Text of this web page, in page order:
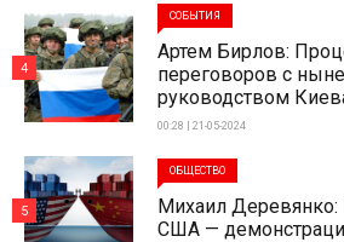
СОБЫТИЯ
Артем Бирлов:
переговоров с
руководством
00:28 | 21-05-2024
4
ОБЩЕСТВО
Михаил Деревянко:
США —
5